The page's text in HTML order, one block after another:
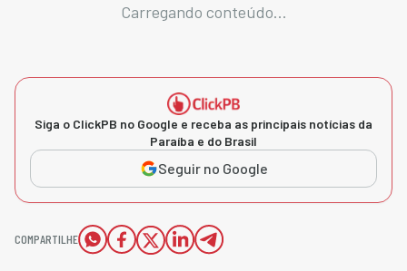
Carregando conteúdo...
Siga o ClickPB no Google e receba as principais notícias da
Paraíba e do Brasil
Seguir no Google
COMPARTILHE